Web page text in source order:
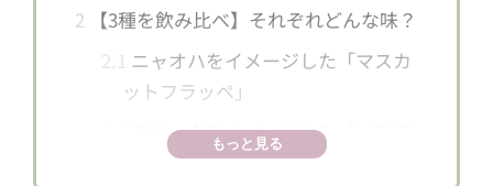
2 【3種を飲み比べ】それぞれどんな味？
2.1 ニャオハをイメージした「マスカ
ットフラッペ」
ホゲータをイメージした「いちご
バナナフラッペ」
もっと見る